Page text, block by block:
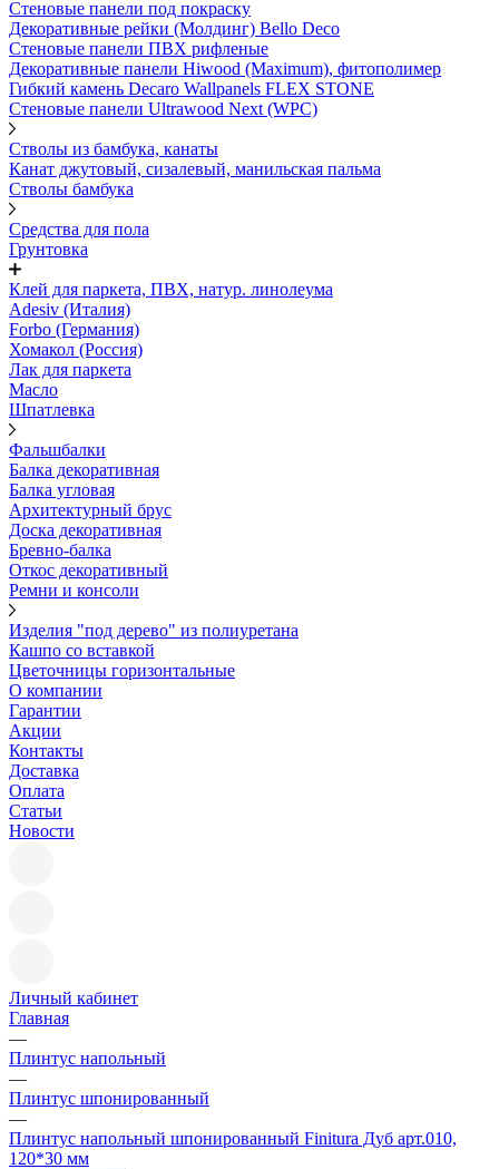
Стеновые панели под покраску
Декоративные рейки (Молдинг) Bello Deco
Стеновые панели ПВХ рифленыe
Декоративные панели Hiwood (Maximum), фитополимер
Гибкий камень Decaro Wallpanels FLEX STONE
Стеновые панели Ultrawood Next (WPC)
Стволы из бамбука, канаты
Канат джутовый, сизалевый, манильская пальма
Стволы бамбука
Средства для пола
Грунтовка
Клей для паркета, ПВХ, натур. линолеума
Adesiv (Италия)
Forbo (Германия)
Хомакол (Россия)
Лак для паркета
Масло
Шпатлевка
Фальшбалки
Балка декоративная
Балка угловая
Архитектурный брус
Доска декоративная
Бревно-балка
Откос декоративный
Ремни и консоли
Изделия "под дерево" из полиуретана
Кашпо со вставкой
Цветочницы горизонтальные
О компании
Гарантии
Акции
Контакты
Доставка
Оплата
Статьи
Новости
Личный кабинет
Главная
—
Плинтус напольный
—
Плинтус шпонированный
—
Плинтус напольный шпонированный Finitura Дуб арт.010,
120*30 мм